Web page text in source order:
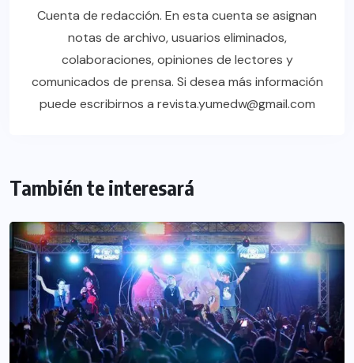
Cuenta de redacción. En esta cuenta se asignan
notas de archivo, usuarios eliminados,
colaboraciones, opiniones de lectores y
comunicados de prensa. Si desea más información
puede escribirnos a revista.yumedw@gmail.com
También te interesará